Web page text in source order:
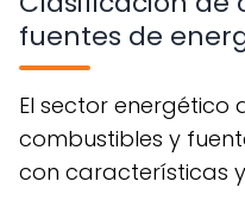
fuentes de
El sector energético abarca una variedad de
combustibles y
con características